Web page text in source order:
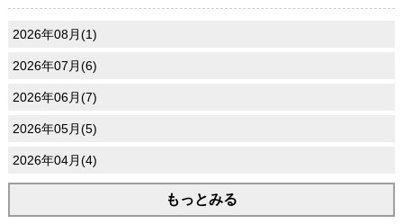
2026年08月(1)
2026年07月(6)
2026年06月(7)
2026年05月(5)
2026年04月(4)
もっとみる